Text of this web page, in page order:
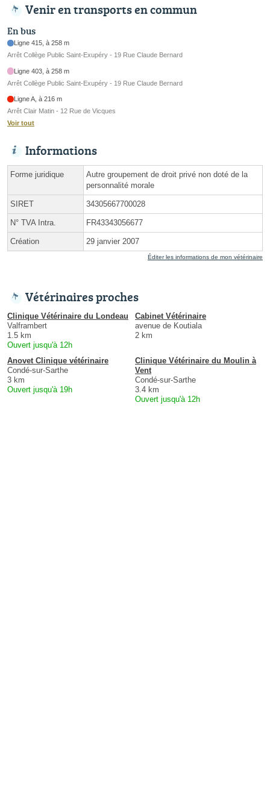
Venir en transports en commun
En bus
Ligne 415, à 258 m
Arrêt Collège Public Saint-Exupéry - 19 Rue Claude Bernard
Ligne 403, à 258 m
Arrêt Collège Public Saint-Exupéry - 19 Rue Claude Bernard
Ligne A, à 216 m
Arrêt Clair Matin - 12 Rue de Vicques
Voir tout
Informations
Forme juridique
Autre groupement de droit privé non doté de la
personnalité morale
SIRET 34305667700028
N° TVA Intra. FR43343056677
Création 29 janvier 2007
Éditer les informations de mon vétérinaire
Vétérinaires proches
Clinique Vétérinaire du Londeau
Valframbert
1.5 km
Ouvert jusqu'à 12h
Cabinet Vétérinaire
avenue de Koutiala
2 km
Anovet Clinique vétérinaire
Condé-sur-Sarthe
3 km
Ouvert jusqu'à 19h
Clinique Vétérinaire du Moulin à
Vent
Condé-sur-Sarthe
3.4 km
Ouvert jusqu'à 12h